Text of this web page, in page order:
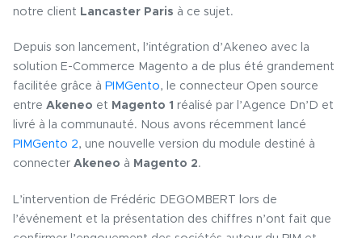
notre client Lancaster Paris à ce sujet.
Depuis son lancement, l’intégration d’Akeneo avec la
solution E-Commerce Magento a de plus été grandement
facilitée grâce à PIMGento, le connecteur Open source
entre Akeneo et Magento 1 réalisé par l’Agence Dn’D et
livré à la communauté. Nous avons récemment lancé
PIMGento 2, une nouvelle version du module destiné à
connecter Akeneo à Magento 2.
L’intervention de Frédéric DEGOMBERT lors de
l’événement et la présentation des chiffres n’ont fait que